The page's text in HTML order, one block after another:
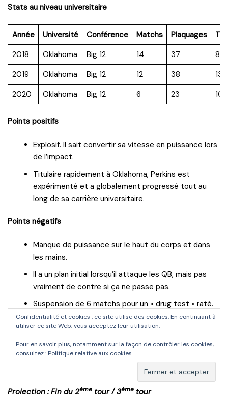
Stats au niveau universitaire
Année Université Conférence Matchs Plaquages
TFL
2018
Oklahoma Big 12 14 37
8.0
2019
Oklahoma Big 12 12 38
13.5
2020
Oklahoma Big 12 6 23
Points positifs
Explosif. Il sait convertir sa vitesse en puissance lors
de l’impact.
Titulaire rapidement à Oklahoma, Perkins est
expérimenté et a globalement progressé tout au
long de sa carrière universitaire.
Points négatifs
Manque de puissance sur le haut du corps et dans
les mains.
Il a un plan initial lorsqu’il attaque les QB, mais pas
vraiment de contre si ça ne passe pas.
Suspension de 6 matchs pour un « drug test » raté.
Après sa suspension, Ronnie Perkins est revenu pour en
découdre et il a montré de très belles choses. S’il continue
d’ajouter un peu de puissance à son jeu, il peut devenir un
pass-rusher d’impact au niveau supérieur.
Projection : Fin du 2ème tour / 3ème tour
Confidentialité et cookies : ce site utilise des cookies. En continuant à
utiliser ce site Web, vous acceptez leur utilisation.
Pour en savoir plus, notamment sur la façon de contrôler les cookies,
consultez : Politique relative aux cookies